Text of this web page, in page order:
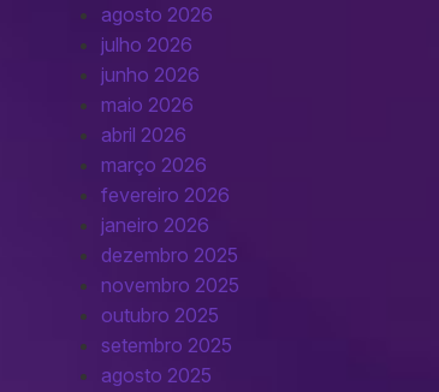
agosto 2026
julho 2026
junho 2026
maio 2026
abril 2026
março 2026
fevereiro 2026
janeiro 2026
dezembro 2025
novembro 2025
outubro 2025
setembro 2025
agosto 2025